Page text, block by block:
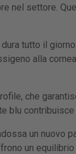
nel settore.
tutto il
alla
che
blu
un nuovo
un